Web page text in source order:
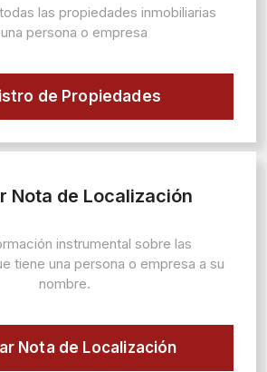
las propiedades inmobiliarias
persona o empresa
de Propiedades
Nota de Localización
instrumental sobre las
tiene una persona o empresa a su
nombre.
Nota de Localización